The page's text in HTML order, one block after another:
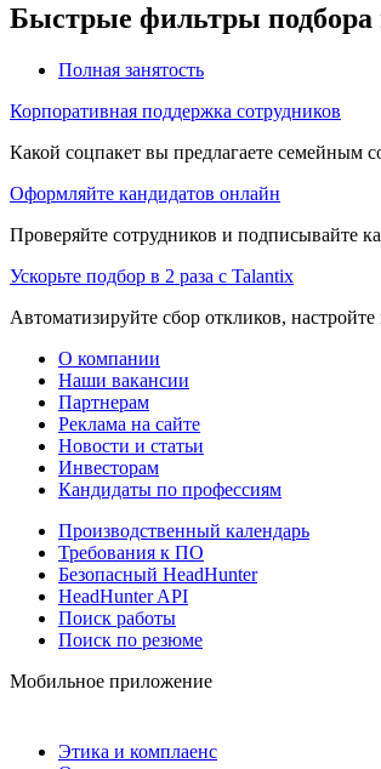
Быстрые фильтры подбора
Полная занятость
Корпоративная поддержка сотрудников
Какой соцпакет вы предлагаете семейным
Оформляйте кандидатов онлайн
Проверяйте сотрудников и подписывайте
Ускорьте подбор в 2 раза с Talantix
Автоматизируйте сбор откликов,
О компании
Наши вакансии
Партнерам
Реклама на сайте
Новости и статьи
Инвесторам
Кандидаты по профессиям
Производственный календарь
Требования к ПО
Безопасный HeadHunter
HeadHunter API
Поиск работы
Поиск по резюме
Мобильное приложение
Этика и комплаенс